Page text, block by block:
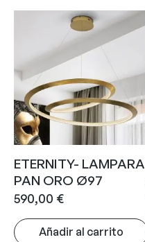
ETERNITY- LAMPARA
PAN ORO Ø97
590,00 €
Añadir al carrito